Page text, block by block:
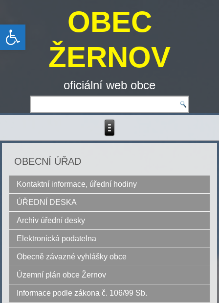
Open toolbar
OBEC
ŽERNOV
oficiální web obce
OBECNÍ ÚŘAD
Kontaktní informace, úřední hodiny
ÚŘEDNÍ DESKA
Archiv úřední desky
Elektronická podatelna
Obecně závazné vyhlášky obce
Územní plán obce Žernov
Informace podle zákona č. 106/99 Sb.